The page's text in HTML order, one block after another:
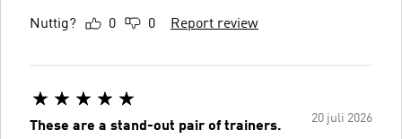
Nuttig? 0 0 Report review
20 juli 2026
These are a stand-out pair of trainers.